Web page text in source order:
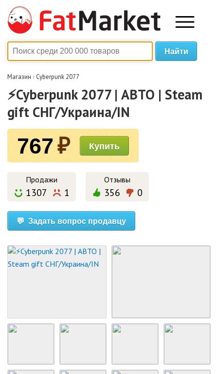
Магазин › Cyberpunk 2077
⚡️Cyberpunk 2077 | АВТО | Steam
gift СНГ/Украина/IN
767 ₽
Продажи
1307 1
Отзывы
356 0
💬 Задать вопрос продавцу